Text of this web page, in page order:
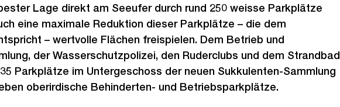
Lage direkt am Seeufer durch rund 250 weisse Parkplätze
eine maximale Reduktion dieser Parkplätze – die dem
– wertvolle Flächen freispielen. Dem Betrieb und
der Wasserschutzpolizei, den Ruderclubs und dem Strandbad
Parkplätze im Untergeschoss der neuen Sukkulenten-Sammlung
oberirdische Behinderten- und Betriebsparkplätze.